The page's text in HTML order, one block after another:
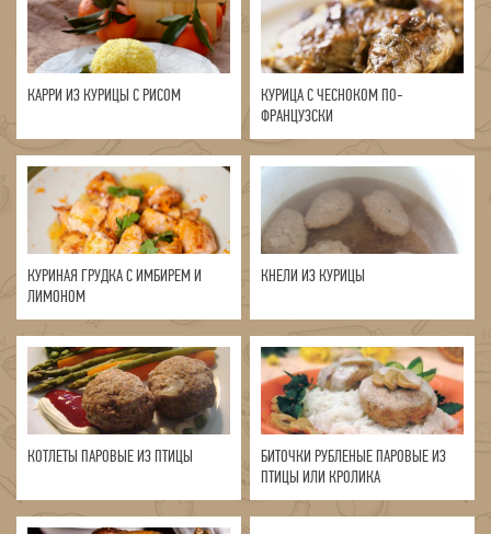
КАРРИ ИЗ КУРИЦЫ С РИСОМ
КУРИЦА С ЧЕСНОКОМ ПО-
ФРАНЦУЗСКИ
КУРИНАЯ ГРУДКА С ИМБИРЕМ И
ЛИМОНОМ
КНЕЛИ ИЗ КУРИЦЫ
КОТЛЕТЫ ПАРОВЫЕ ИЗ ПТИЦЫ
БИТОЧКИ РУБЛЕНЫЕ ПАРОВЫЕ ИЗ
ПТИЦЫ ИЛИ КРОЛИКА